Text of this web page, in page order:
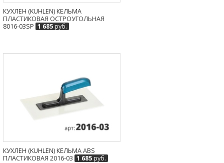
КУХЛЕН (KUHLEN) КЕЛЬМА
ПЛАСТИКОВАЯ ОСТРОУГОЛЬНАЯ
8016-03SP 1 685руб.
КУХЛЕН (KUHLEN) КЕЛЬМА ABS
ПЛАСТИКОВАЯ 2016-03 1 685руб.